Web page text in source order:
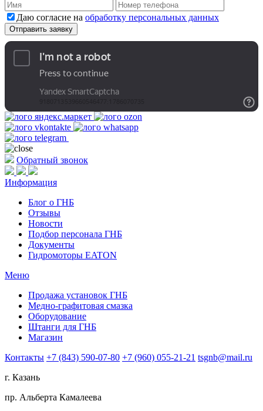
Даю согласие на обработку персональных данных
Обратный звонок
Информация
Блог о ГНБ
Отзывы
Новости
Подбор персонала ГНБ
Документы
Гидромоторы EATON
Меню
Продажа установок ГНБ
Медно-графитовая смазка
Оборудование
Штанги для ГНБ
Магазин
Контакты +7 (843) 590-07-80 +7 (960) 055-21-21 tsgnb@mail.ru
г. Казань
пр. Альберта Камалеева